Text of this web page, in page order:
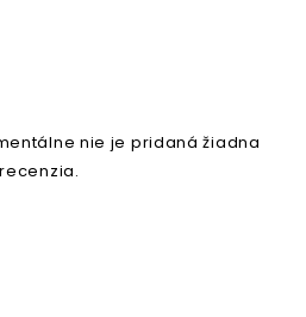
nie je pridaná žiadna
recenzia.